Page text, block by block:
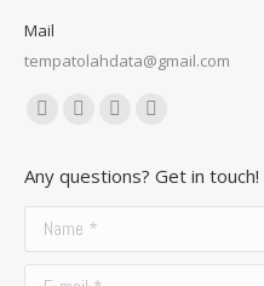
Mail
tempatolahdata@gmail.com
Find us on:
opens
in
new
window
opens
new
window
opens
new
opens
new
Any questions? Get in touch!
Name *
E-mail *